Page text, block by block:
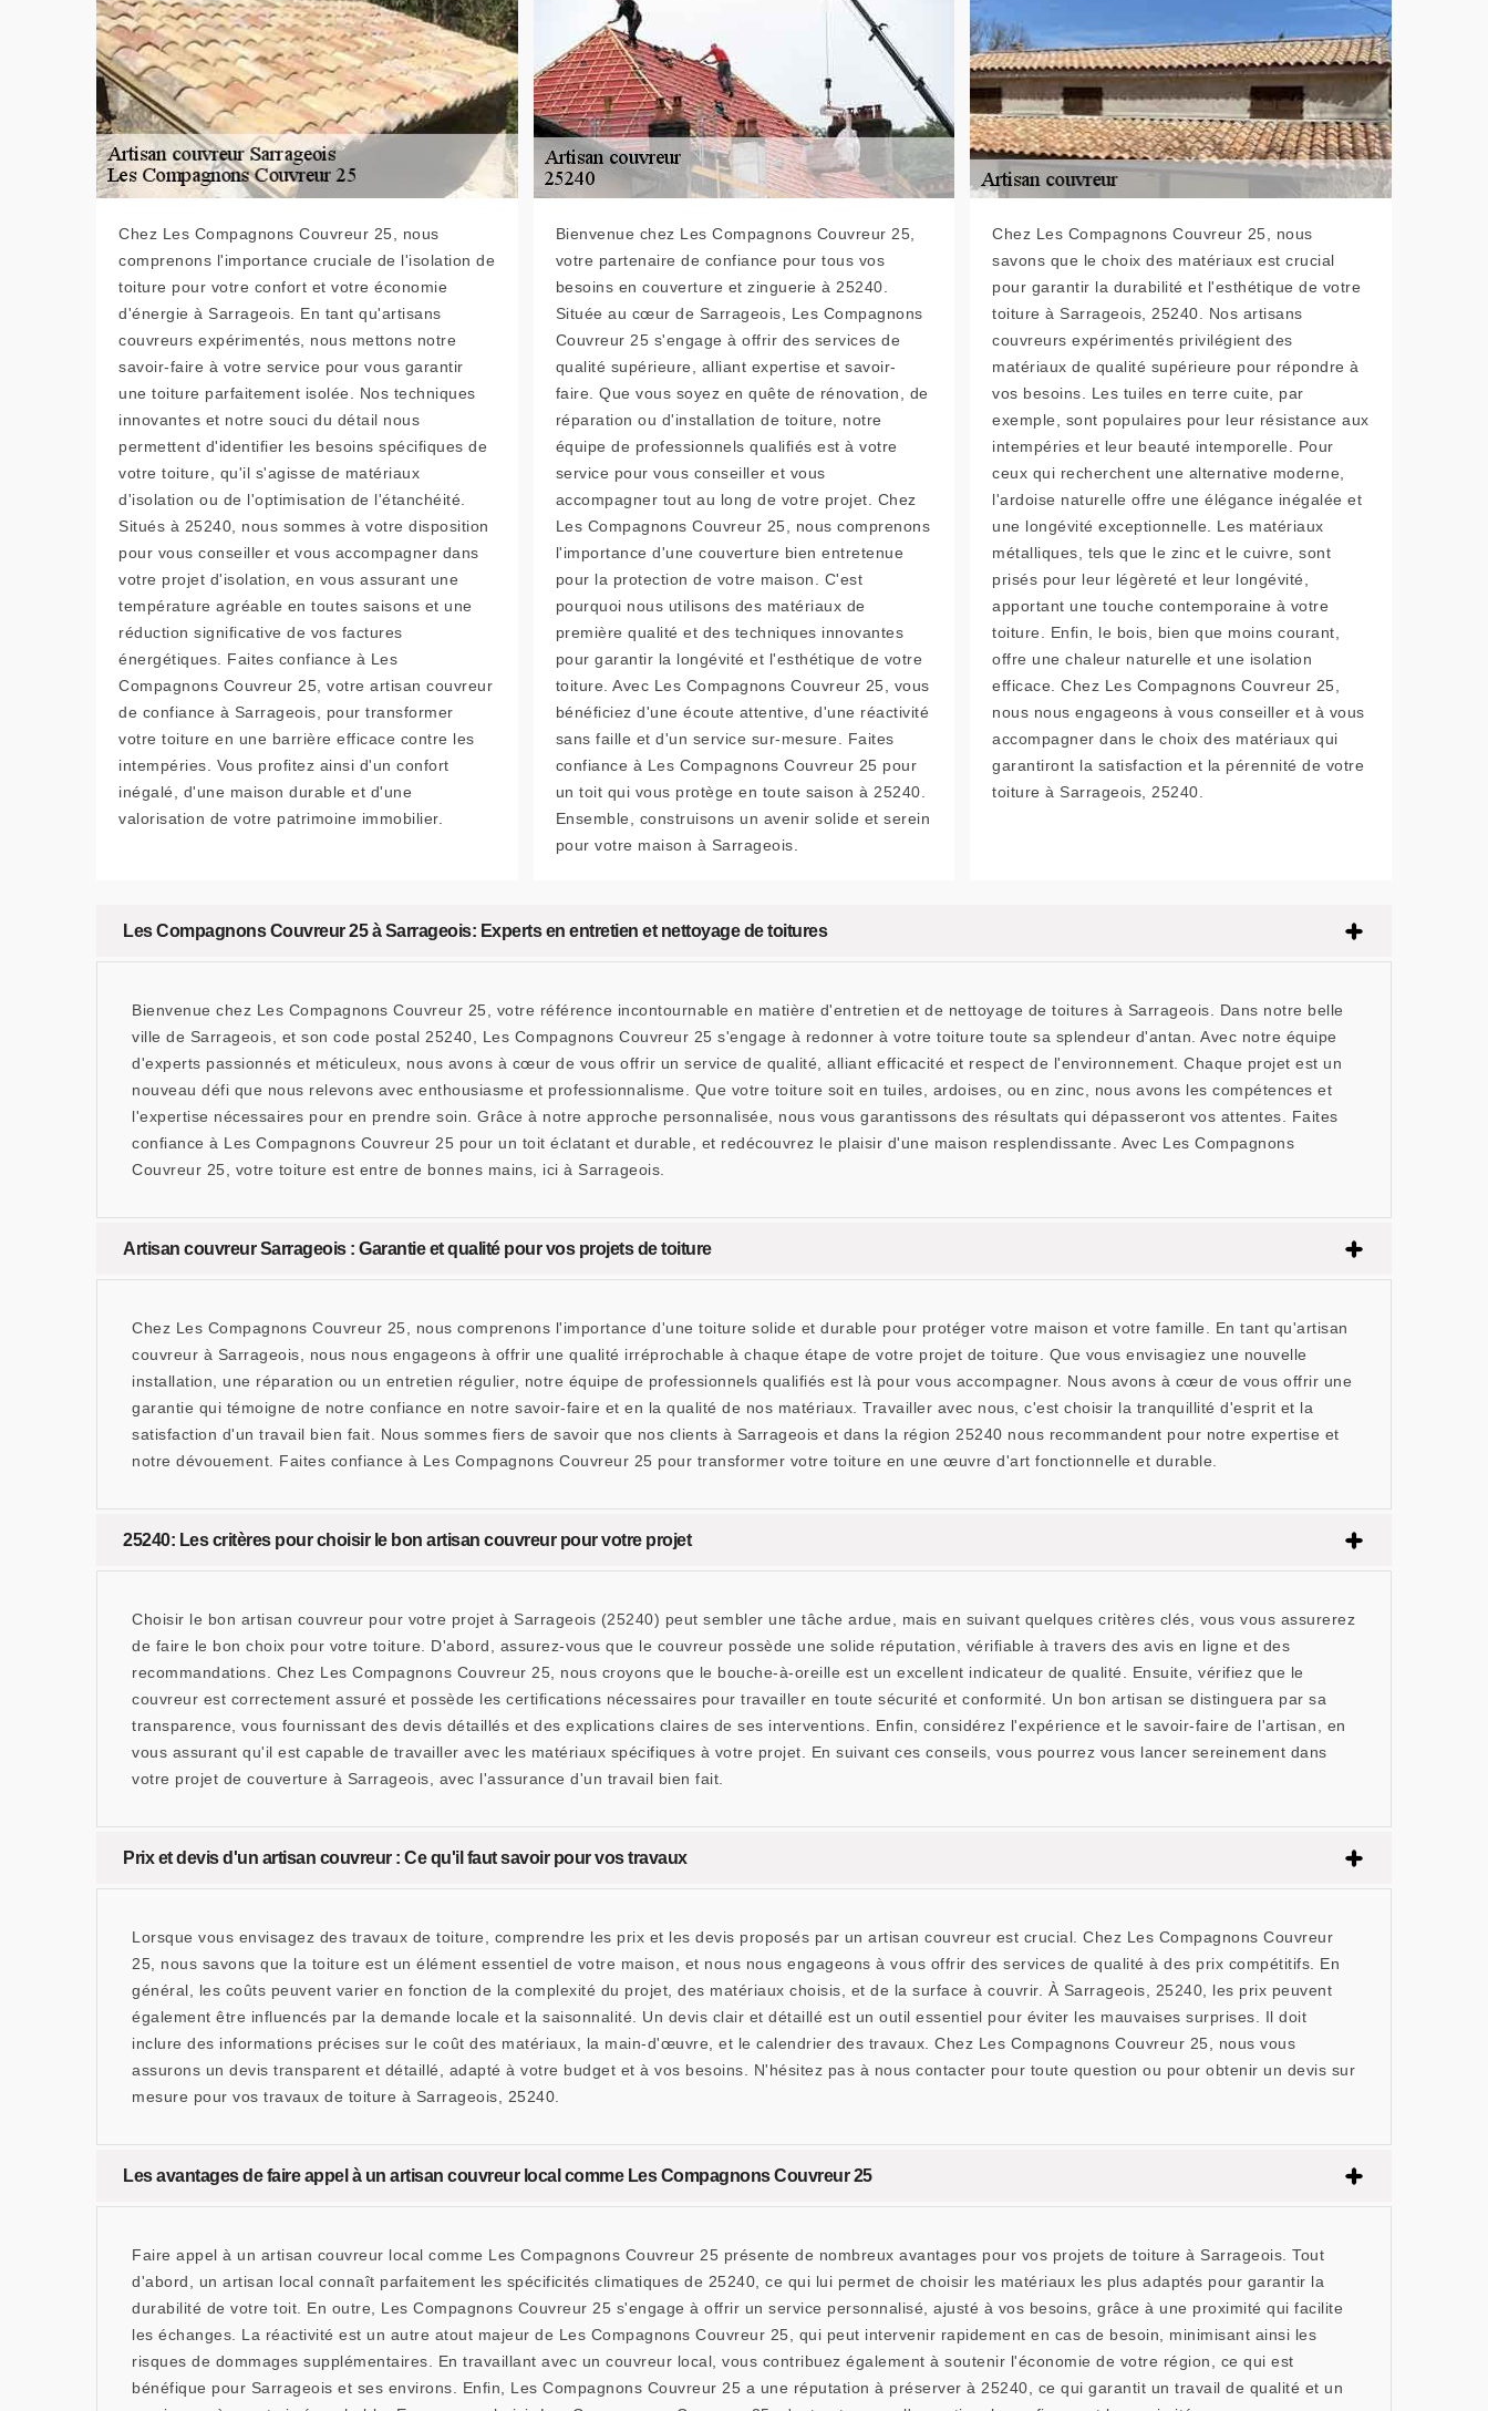
Chez Les Compagnons Couvreur 25, nous
comprenons l'importance cruciale de l'isolation de
toiture pour votre confort et votre économie
d'énergie à Sarrageois. En tant qu'artisans
couvreurs expérimentés, nous mettons notre
savoir-faire à votre service pour vous garantir
une toiture parfaitement isolée. Nos techniques
innovantes et notre souci du détail nous
permettent d'identifier les besoins spécifiques de
votre toiture, qu'il s'agisse de matériaux
d'isolation ou de l'optimisation de l'étanchéité.
Situés à 25240, nous sommes à votre disposition
pour vous conseiller et vous accompagner dans
votre projet d'isolation, en vous assurant une
température agréable en toutes saisons et une
réduction significative de vos factures
énergétiques. Faites confiance à Les
Compagnons Couvreur 25, votre artisan couvreur
de confiance à Sarrageois, pour transformer
votre toiture en une barrière efficace contre les
intempéries. Vous profitez ainsi d'un confort
inégalé, d'une maison durable et d'une
valorisation de votre patrimoine immobilier.
Bienvenue chez Les Compagnons Couvreur 25,
votre partenaire de confiance pour tous vos
besoins en couverture et zinguerie à 25240.
Située au cœur de Sarrageois, Les Compagnons
Couvreur 25 s'engage à offrir des services de
qualité supérieure, alliant expertise et savoir-
faire. Que vous soyez en quête de rénovation, de
réparation ou d'installation de toiture, notre
équipe de professionnels qualifiés est à votre
service pour vous conseiller et vous
accompagner tout au long de votre projet. Chez
Les Compagnons Couvreur 25, nous comprenons
l'importance d'une couverture bien entretenue
pour la protection de votre maison. C'est
pourquoi nous utilisons des matériaux de
première qualité et des techniques innovantes
pour garantir la longévité et l'esthétique de votre
toiture. Avec Les Compagnons Couvreur 25, vous
bénéficiez d'une écoute attentive, d'une réactivité
sans faille et d'un service sur-mesure. Faites
confiance à Les Compagnons Couvreur 25 pour
un toit qui vous protège en toute saison à 25240.
Ensemble, construisons un avenir solide et serein
pour votre maison à Sarrageois.
Chez Les Compagnons Couvreur 25, nous
savons que le choix des matériaux est crucial
pour garantir la durabilité et l'esthétique de votre
toiture à Sarrageois, 25240. Nos artisans
couvreurs expérimentés privilégient des
matériaux de qualité supérieure pour répondre à
vos besoins. Les tuiles en terre cuite, par
exemple, sont populaires pour leur résistance aux
intempéries et leur beauté intemporelle. Pour
ceux qui recherchent une alternative moderne,
l'ardoise naturelle offre une élégance inégalée et
une longévité exceptionnelle. Les matériaux
métalliques, tels que le zinc et le cuivre, sont
prisés pour leur légèreté et leur longévité,
apportant une touche contemporaine à votre
toiture. Enfin, le bois, bien que moins courant,
offre une chaleur naturelle et une isolation
efficace. Chez Les Compagnons Couvreur 25,
nous nous engageons à vous conseiller et à vous
accompagner dans le choix des matériaux qui
garantiront la satisfaction et la pérennité de votre
toiture à Sarrageois, 25240.
Les Compagnons Couvreur 25 à Sarrageois: Experts en entretien et nettoyage de toitures
Bienvenue chez Les Compagnons Couvreur 25, votre référence incontournable en matière d'entretien et de nettoyage de toitures à Sarrageois. Dans notre belle
ville de Sarrageois, et son code postal 25240, Les Compagnons Couvreur 25 s'engage à redonner à votre toiture toute sa splendeur d'antan. Avec notre équipe
d'experts passionnés et méticuleux, nous avons à cœur de vous offrir un service de qualité, alliant efficacité et respect de l'environnement. Chaque projet est un
nouveau défi que nous relevons avec enthousiasme et professionnalisme. Que votre toiture soit en tuiles, ardoises, ou en zinc, nous avons les compétences et
l'expertise nécessaires pour en prendre soin. Grâce à notre approche personnalisée, nous vous garantissons des résultats qui dépasseront vos attentes. Faites
confiance à Les Compagnons Couvreur 25 pour un toit éclatant et durable, et redécouvrez le plaisir d'une maison resplendissante. Avec Les Compagnons
Couvreur 25, votre toiture est entre de bonnes mains, ici à Sarrageois.
Artisan couvreur Sarrageois : Garantie et qualité pour vos projets de toiture
Chez Les Compagnons Couvreur 25, nous comprenons l'importance d'une toiture solide et durable pour protéger votre maison et votre famille. En tant qu'artisan
couvreur à Sarrageois, nous nous engageons à offrir une qualité irréprochable à chaque étape de votre projet de toiture. Que vous envisagiez une nouvelle
installation, une réparation ou un entretien régulier, notre équipe de professionnels qualifiés est là pour vous accompagner. Nous avons à cœur de vous offrir une
garantie qui témoigne de notre confiance en notre savoir-faire et en la qualité de nos matériaux. Travailler avec nous, c'est choisir la tranquillité d'esprit et la
satisfaction d'un travail bien fait. Nous sommes fiers de savoir que nos clients à Sarrageois et dans la région 25240 nous recommandent pour notre expertise et
notre dévouement. Faites confiance à Les Compagnons Couvreur 25 pour transformer votre toiture en une œuvre d'art fonctionnelle et durable.
25240: Les critères pour choisir le bon artisan couvreur pour votre projet
Choisir le bon artisan couvreur pour votre projet à Sarrageois (25240) peut sembler une tâche ardue, mais en suivant quelques critères clés, vous vous assurerez
de faire le bon choix pour votre toiture. D'abord, assurez-vous que le couvreur possède une solide réputation, vérifiable à travers des avis en ligne et des
recommandations. Chez Les Compagnons Couvreur 25, nous croyons que le bouche-à-oreille est un excellent indicateur de qualité. Ensuite, vérifiez que le
couvreur est correctement assuré et possède les certifications nécessaires pour travailler en toute sécurité et conformité. Un bon artisan se distinguera par sa
transparence, vous fournissant des devis détaillés et des explications claires de ses interventions. Enfin, considérez l'expérience et le savoir-faire de l'artisan, en
vous assurant qu'il est capable de travailler avec les matériaux spécifiques à votre projet. En suivant ces conseils, vous pourrez vous lancer sereinement dans
votre projet de couverture à Sarrageois, avec l'assurance d'un travail bien fait.
Prix et devis d'un artisan couvreur : Ce qu'il faut savoir pour vos travaux
Lorsque vous envisagez des travaux de toiture, comprendre les prix et les devis proposés par un artisan couvreur est crucial. Chez Les Compagnons Couvreur
25, nous savons que la toiture est un élément essentiel de votre maison, et nous nous engageons à vous offrir des services de qualité à des prix compétitifs. En
général, les coûts peuvent varier en fonction de la complexité du projet, des matériaux choisis, et de la surface à couvrir. À Sarrageois, 25240, les prix peuvent
également être influencés par la demande locale et la saisonnalité. Un devis clair et détaillé est un outil essentiel pour éviter les mauvaises surprises. Il doit
inclure des informations précises sur le coût des matériaux, la main-d'œuvre, et le calendrier des travaux. Chez Les Compagnons Couvreur 25, nous vous
assurons un devis transparent et détaillé, adapté à votre budget et à vos besoins. N'hésitez pas à nous contacter pour toute question ou pour obtenir un devis sur
mesure pour vos travaux de toiture à Sarrageois, 25240.
Les avantages de faire appel à un artisan couvreur local comme Les Compagnons Couvreur 25
Faire appel à un artisan couvreur local comme Les Compagnons Couvreur 25 présente de nombreux avantages pour vos projets de toiture à Sarrageois. Tout
d'abord, un artisan local connaît parfaitement les spécificités climatiques de 25240, ce qui lui permet de choisir les matériaux les plus adaptés pour garantir la
durabilité de votre toit. En outre, Les Compagnons Couvreur 25 s'engage à offrir un service personnalisé, ajusté à vos besoins, grâce à une proximité qui facilite
les échanges. La réactivité est un autre atout majeur de Les Compagnons Couvreur 25, qui peut intervenir rapidement en cas de besoin, minimisant ainsi les
risques de dommages supplémentaires. En travaillant avec un couvreur local, vous contribuez également à soutenir l'économie de votre région, ce qui est
bénéfique pour Sarrageois et ses environs. Enfin, Les Compagnons Couvreur 25 a une réputation à préserver à 25240, ce qui garantit un travail de qualité et un